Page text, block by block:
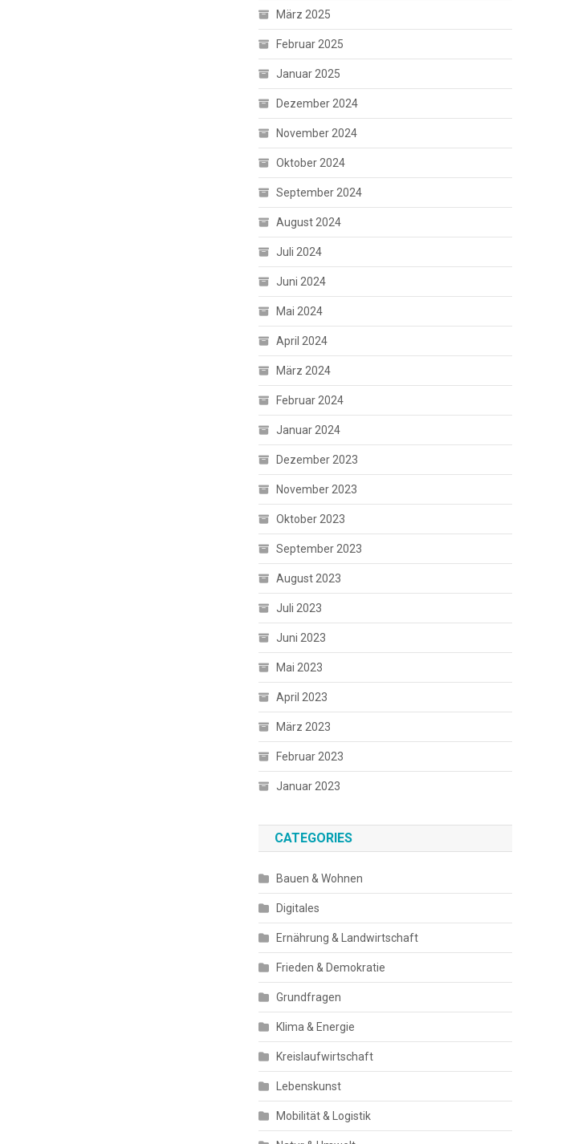
März 2025
Februar 2025
Januar 2025
Dezember 2024
November 2024
Oktober 2024
September 2024
August 2024
Juli 2024
Juni 2024
Mai 2024
April 2024
März 2024
Februar 2024
Januar 2024
Dezember 2023
November 2023
Oktober 2023
September 2023
August 2023
Juli 2023
Juni 2023
Mai 2023
April 2023
März 2023
Februar 2023
Januar 2023
CATEGORIES
Bauen & Wohnen
Digitales
Ernährung & Landwirtschaft
Frieden & Demokratie
Grundfragen
Klima & Energie
Kreislaufwirtschaft
Lebenskunst
Mobilität & Logistik